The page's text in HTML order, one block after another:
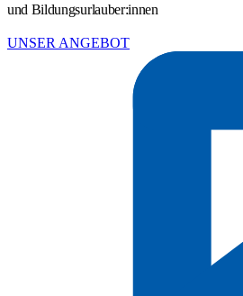
und Bildungsurlauber:innen
UNSER ANGEBOT